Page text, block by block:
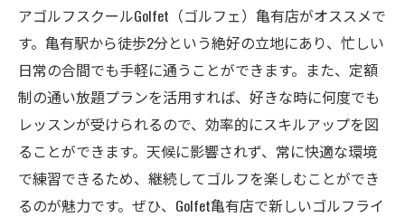
アゴルフスクールGolfet（ゴルフェ）亀有店がオススメで
す。亀有駅から徒歩2分という絶好の立地にあり、忙しい
日常の合間でも手軽に通うことができます。また、定額
制の通い放題プランを活用すれば、好きな時に何度でも
レッスンが受けられるので、効率的にスキルアップを図
ることができます。天候に影響されず、常に快適な環境
で練習できるため、継続してゴルフを楽しむことができ
るのが魅力です。ぜひ、Golfet亀有店で新しいゴルフライ